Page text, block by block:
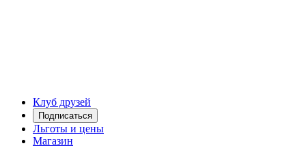
Клуб друзей
Подписаться
Льготы и цены
Магазин